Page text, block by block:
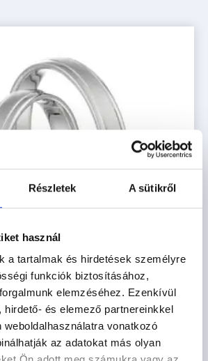
Részletek A sütikről
használ
a tartalmak és hirdetések személyre
funkciók biztosításához,
elemzéséhez. Ezenkívül
hirdető- és elemező partnereinkkel
weboldalhasználatra vonatkozó
az adatokat más olyan
POZSONY
542.200 Ft-tól